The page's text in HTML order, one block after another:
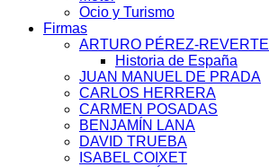
Ocio y Turismo
Firmas
ARTURO PÉREZ-REVERTE
Historia de España
JUAN MANUEL DE PRADA
CARLOS HERRERA
CARMEN POSADAS
BENJAMÍN LANA
DAVID TRUEBA
ISABEL COIXET